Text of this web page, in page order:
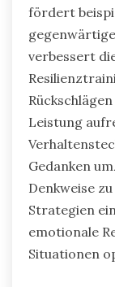
fördert
verbessert
Leistung
Gedanken
Denkweise
Strategien
emotionale
Situationen